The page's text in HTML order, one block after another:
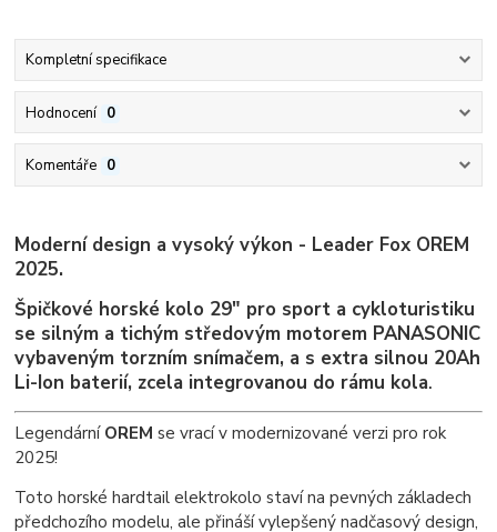
Kompletní specifikace
Hodnocení 0
Komentáře 0
Moderní design a vysoký výkon - Leader Fox OREM
2025.
Špičkové horské kolo 29" pro sport a cykloturistiku
se silným a tichým středovým motorem PANASONIC
vybaveným torzním snímačem, a s extra silnou 20Ah
Li-Ion baterií, zcela integrovanou do rámu kola.
LegendárníOREM se vrací v modernizované verzi pro rok
2025!
Toto horské hardtail elektrokolo staví na pevných základech
předchozího modelu, ale přináší vylepšený nadčasový design,